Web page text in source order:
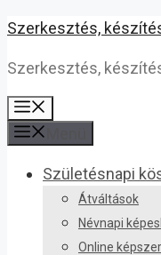
Kilépés
tartalomba
Szerkesztés,
Szerkesztés,
Születésnapi
Átváltások
Névnapi
Online